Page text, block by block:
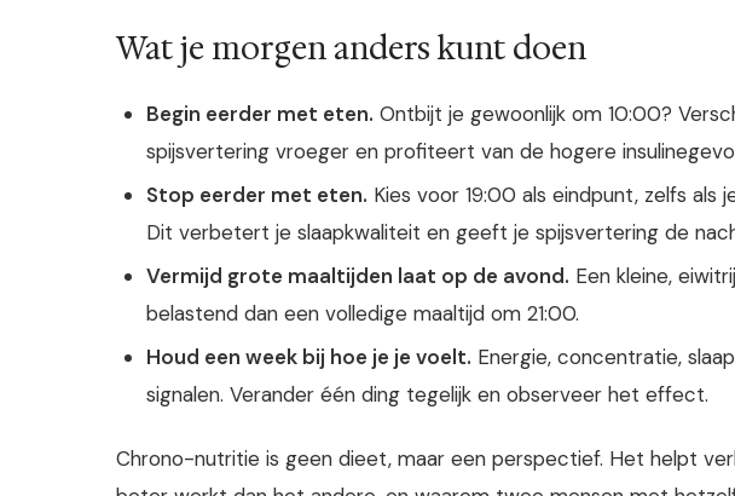
Wat je morgen anders kunt doen
Begin eerder met eten. Ontbijt je gewoonlijk om 10:00?
spijsvertering vroeger en profiteert van de hogere
Stop eerder met eten. Kies voor 19:00 als eindpunt, zelfs
Dit verbetert je slaapkwaliteit en geeft je spijsvertering de
Vermijd grote maaltijden laat op de avond. Een kleine,
belastend dan een volledige maaltijd om 21:00.
Houd een week bij hoe je je voelt. Energie, concentratie,
signalen. Verander één ding tegelijk en observeer het effect.
Chrono-nutritie is geen dieet, maar een perspectief. Het helpt